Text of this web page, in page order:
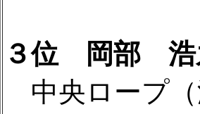
３位 岡部 浩
中央ロープ（